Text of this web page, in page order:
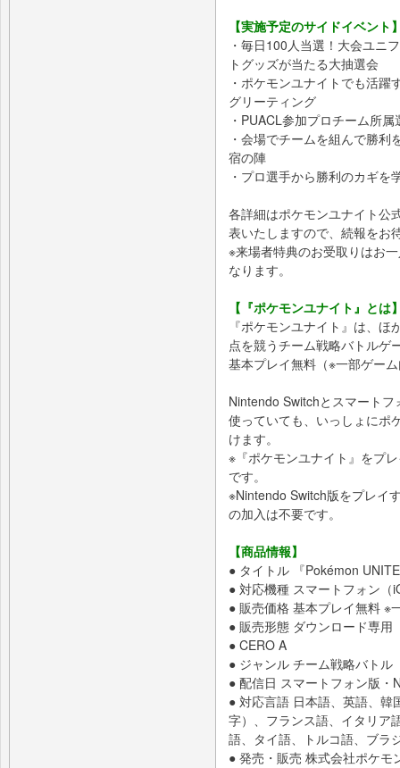
【実施予定のサイドイベント
・毎日100人当選！大会ユニ
トグッズが当たる大抽選会
・ポケモンユナイトでも活
グリーティング
・PUACL参加プロチーム所
・会場でチームを組んで勝
宿の陣
・プロ選手から勝利のカギ
各詳細はポケモンユナイト公
表いたしますので、続報をお
※来場者特典のお受取りはお
なります。
【『ポケモンユナイト』とは
『ポケモンユナイト』は、
点を競うチーム戦略バトルゲ
基本プレイ無料（※一部ゲー
Nintendo Switchとスマート
使っていても、いっしょにポ
けます。
​※『ポケモンユナイト』をプ
です。
※Nintendo Switch版をプレイ
の加入は不要です。
【商品情報】
● タイトル 『Pokémon
● 対応機種 スマートフォン
● 販売価格 基本プレイ無料 ※
● 販売形態 ダウンロード専用
● CERO A
● ジャンル チーム戦略バトル
● 配信日 スマートフォン版
● 対応言語 日本語、英語、韓
字）、フランス語、イタリア
語、タイ語、トルコ語、ブラ
● 発売・販売 株式会社ポケモ